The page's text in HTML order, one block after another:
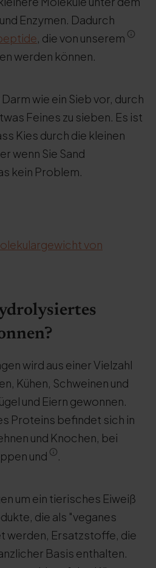
Enzymen. Dadurch
, die von unserem
werden können.
wie ein Sieb vor, durch
Feines zu sieben. Es ist
Kies durch die kleinen
wenn Sie Sand
kein Problem.
von
wird aus einer Vielzahl
Kühen, Schweinen und
und Eiern gewonnen.
Proteins befindet sich in
und Knochen, bei
und
.
um ein tierisches Eiweiß
die als "veganes
werden, Ersatzstoffe, die
Basis enthalten.